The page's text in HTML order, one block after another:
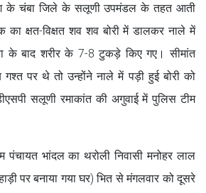
के चंबा जिले के सलूणी उपमंडल के तहत आती
क्षत-विक्षत शव शव बोरी में डालकर नाले में
के बाद शरीर के 7-8 टुकड़े किए गए। सीमांत
पर थे तो उन्होंने नाले में पड़ी हुई बोरी को
सलूणी रमाकांत की अगुवाई में पुलिस टीम
पंचायत भांदल का थरोली निवासी मनोहर लाल
पर बनाया गया घर) भित से मंगलवार को दूसरे